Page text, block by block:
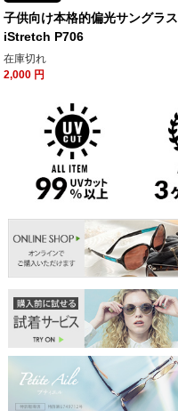
子供向け本格的偏光サングラス
iStretch P706
在庫切れ
2,000 円